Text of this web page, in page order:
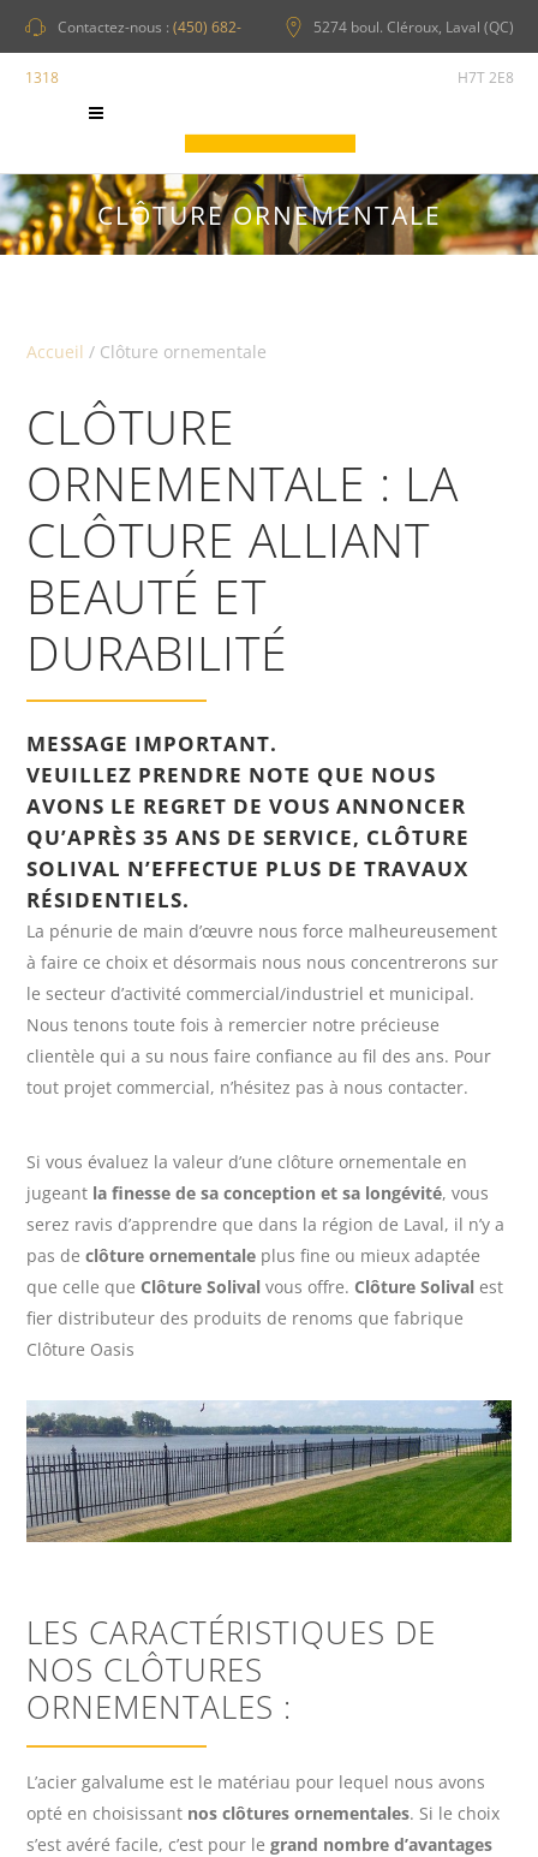
Contactez-nous : (450) 682-
1318
5274 boul. Cléroux, Laval (QC)
H7T 2E8
CLÔTURE ORNEMENTALE
Accueil / Clôture ornementale
CLÔTURE
ORNEMENTALE : LA
CLÔTURE ALLIANT
BEAUTÉ ET
DURABILITÉ
MESSAGE IMPORTANT.
VEUILLEZ PRENDRE NOTE QUE NOUS
AVONS LE REGRET DE VOUS ANNONCER
QU’APRÈS 35 ANS DE SERVICE, CLÔTURE
SOLIVAL N’EFFECTUE PLUS DE TRAVAUX
RÉSIDENTIELS.
La pénurie de main d’œuvre nous force malheureusement
à faire ce choix et désormais nous nous concentrerons sur
le secteur d’activité commercial/industriel et municipal.
Nous tenons toute fois à remercier notre précieuse
clientèle qui a su nous faire confiance au fil des ans. Pour
tout projet commercial, n’hésitez pas à nous contacter.
Si vous évaluez la valeur d’une clôture ornementale en
jugeant la finesse de sa conception et sa longévité, vous
serez ravis d’apprendre que dans la région de Laval, il n’y a
pas declôture ornementale plus fine ou mieux adaptée
que celle que Clôture Solival vous offre. Clôture Solival est
fier distributeur des produits de renoms que fabrique
Clôture Oasis
LES CARACTÉRISTIQUES DE
NOS CLÔTURES
ORNEMENTALES :
L’acier galvalume est le matériau pour lequel nous avons
opté en choisissant nos clôtures ornementales. Si le choix
s’est avéré facile, c’est pour legrand nombre d’avantages